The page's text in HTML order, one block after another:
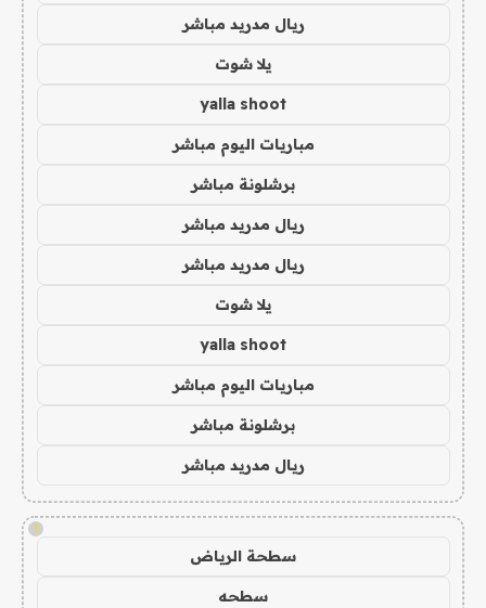
ريال مدريد مباشر
يلا شوت
yalla shoot
مباريات اليوم مباشر
برشلونة مباشر
ريال مدريد مباشر
ريال مدريد مباشر
يلا شوت
yalla shoot
مباريات اليوم مباشر
برشلونة مباشر
ريال مدريد مباشر
!
سطحة الرياض
سطحه